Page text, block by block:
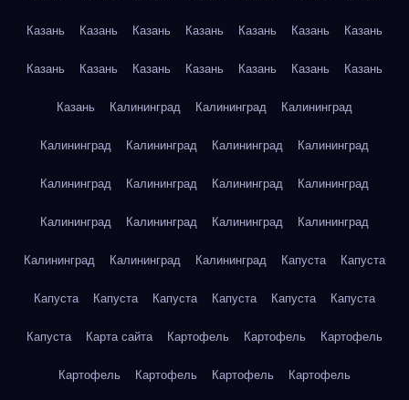
Казань Казань Казань Казань Казань Казань Казань
Казань Казань Казань Казань Казань Казань Казань
Казань Калининград Калининград Калининград
Калининград Калининград Калининград Калининград
Калининград Калининград Калининград Калининград
Калининград Калининград Калининград Калининград
Калининград Калининград Калининград Капуста Капуста
Капуста Капуста Капуста Капуста Капуста Капуста
Капуста Карта сайта Картофель Картофель Картофель
Картофель Картофель Картофель Картофель